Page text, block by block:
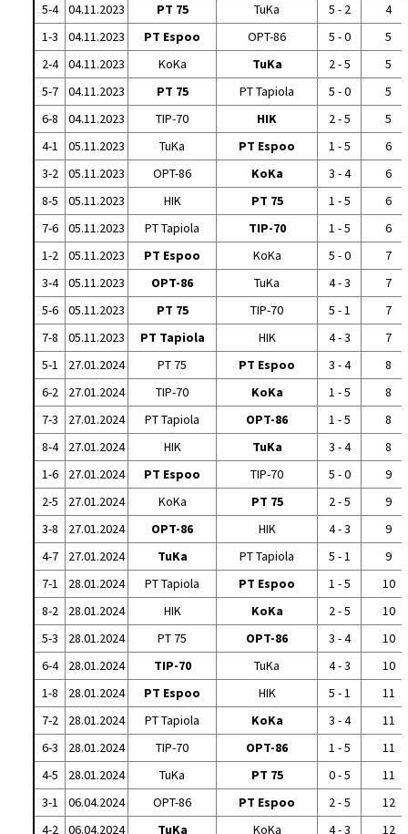
5-4
04.11.2023 PT 75 TuKa 5 - 2
4
1-3
04.11.2023 PT Espoo OPT-86 5 - 0
5
2-4
04.11.2023 KoKa TuKa 2 - 5
5
5-7
04.11.2023 PT 75 PT Tapiola 5 - 0
5
6-8
04.11.2023 TIP-70 HIK 2 - 5
5
4-1
05.11.2023 TuKa PT Espoo 1 - 5
6
3-2
05.11.2023 OPT-86 KoKa 3 - 4
6
8-5
05.11.2023 HIK PT 75 1 - 5
6
7-6
05.11.2023 PT Tapiola TIP-70 1 - 5
6
1-2
05.11.2023 PT Espoo KoKa 5 - 0
7
3-4
05.11.2023 OPT-86 TuKa 4 - 3
7
5-6
05.11.2023 PT 75 TIP-70 5 - 1
7
7-8
05.11.2023 PT Tapiola HIK 4 - 3
7
5-1
27.01.2024 PT 75 PT Espoo 3 - 4
8
6-2
27.01.2024 TIP-70 KoKa 1 - 5
8
7-3
27.01.2024 PT Tapiola OPT-86 1 - 5
8
8-4
27.01.2024 HIK TuKa 3 - 4
8
1-6
27.01.2024 PT Espoo TIP-70 5 - 0
9
2-5
27.01.2024 KoKa PT 75 2 - 5
9
3-8
27.01.2024 OPT-86 HIK 4 - 3
9
4-7
27.01.2024 TuKa PT Tapiola 5 - 1
9
7-1
28.01.2024 PT Tapiola PT Espoo 1 - 5
10
8-2
28.01.2024 HIK KoKa 2 - 5
10
5-3
28.01.2024 PT 75 OPT-86 3 - 4
10
6-4
28.01.2024 TIP-70 TuKa 4 - 3
10
1-8
28.01.2024 PT Espoo HIK 5 - 1
11
7-2
28.01.2024 PT Tapiola KoKa 3 - 4
11
6-3
28.01.2024 TIP-70 OPT-86 1 - 5
11
4-5
28.01.2024 TuKa PT 75 0 - 5
11
3-1
06.04.2024 OPT-86 PT Espoo 2 - 5
12
4-2
06.04.2024 TuKa KoKa 4 - 3 12